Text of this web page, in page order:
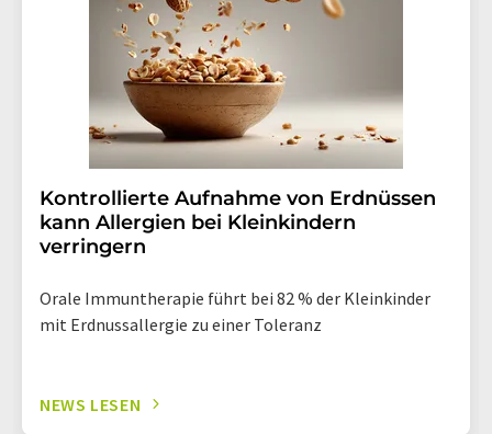
Kontrollierte Aufnahme von Erdnüssen
kann Allergien bei Kleinkindern
verringern
Orale Immuntherapie führt bei 82 % der Kleinkinder
mit Erdnussallergie zu einer Toleranz
NEWS LESEN